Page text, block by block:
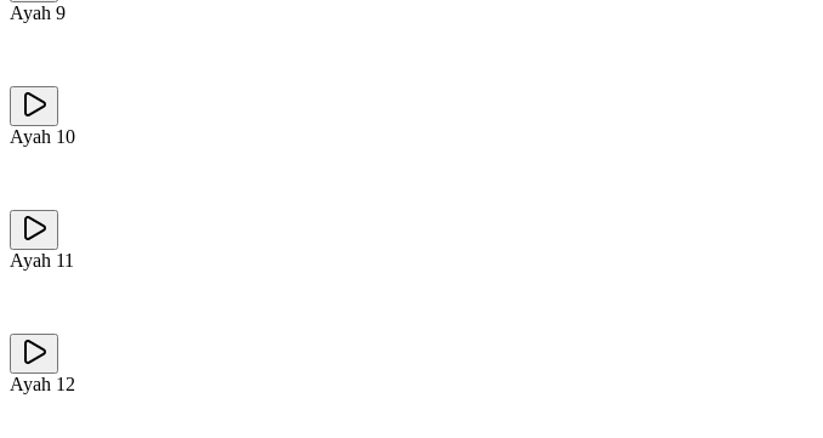
Ayah 9
Ayah 10
Ayah 11
Ayah 12